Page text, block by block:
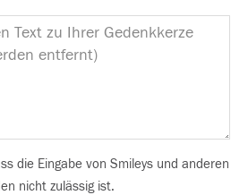
die Eingabe von Smileys und anderen
nicht zulässig ist.